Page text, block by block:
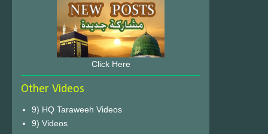
Click Here
Other Videos
9) HQ Taraweeh Videos
9) Videos